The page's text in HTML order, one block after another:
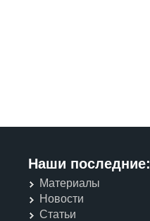
Наши последние:
Материалы
Новости
Статьи